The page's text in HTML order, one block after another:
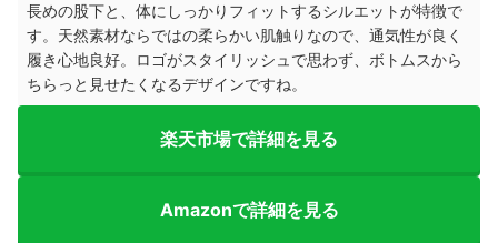
長めの股下と、体にしっかりフィットするシルエットが特徴で
す。天然素材ならではの柔らかい肌触りなので、通気性が良く
履き心地良好。ロゴがスタイリッシュで思わず、ボトムスから
ちらっと見せたくなるデザインですね。
楽天市場で詳細を見る
Amazonで詳細を見る